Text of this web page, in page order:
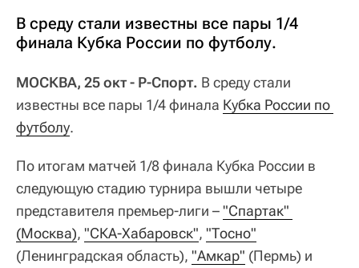
В среду стали известны все пары 1/4
финала Кубка России по футболу.
МОСКВА, 25 окт - Р-Спорт. В среду стали
известны все пары 1/4 финала Кубка России по
футболу.
По итогам матчей 1/8 финала Кубка России в
следующую стадию турнира вышли четыре
представителя премьер-лиги –"Спартак"
(Москва), "СКА-Хабаровск", "Тосно"
(Ленинградская область), "Амкар" (Пермь) и